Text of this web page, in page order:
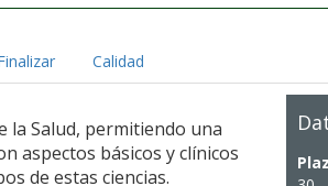
Calidad
la Salud, permitiendo una
aspectos básicos y clínicos
de estas ciencias.